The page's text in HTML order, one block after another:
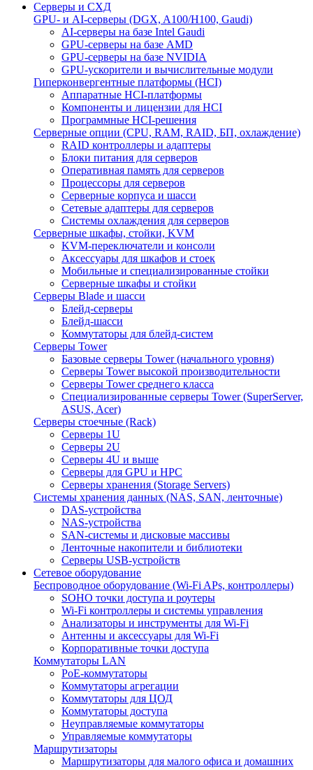
Серверы и СХД
GPU- и AI-серверы (DGX, A100/H100, Gaudi)
AI-серверы на базе Intel Gaudi
GPU-серверы на базе AMD
GPU-серверы на базе NVIDIA
GPU-ускорители и вычислительные модули
Гиперконвергентные платформы (HCI)
Аппаратные HCI-платформы
Компоненты и лицензии для HCI
Программные HCI-решения
Серверные опции (CPU, RAM, RAID, БП, охлаждение)
RAID контроллеры и адаптеры
Блоки питания для серверов
Оперативная память для серверов
Процессоры для серверов
Серверные корпуса и шасси
Сетевые адаптеры для серверов
Системы охлаждения для серверов
Серверные шкафы, стойки, KVM
KVM-переключатели и консоли
Аксессуары для шкафов и стоек
Мобильные и специализированные стойки
Серверные шкафы и стойки
Серверы Blade и шасси
Блейд-серверы
Блейд-шасси
Коммутаторы для блейд-систем
Серверы Tower
Базовые серверы Tower (начального уровня)
Серверы Tower высокой производительности
Серверы Tower среднего класса
Специализированные серверы Tower (SuperServer,
ASUS, Acer)
Серверы стоечные (Rack)
Серверы 1U
Серверы 2U
Серверы 4U и выше
Серверы для GPU и HPC
Серверы хранения (Storage Servers)
Системы хранения данных (NAS, SAN, ленточные)
DAS-устройства
NAS-устройства
SAN-системы и дисковые массивы
Ленточные накопители и библиотеки
Серверы USB-устройств
Сетевое оборудование
Беспроводное оборудование (Wi-Fi APs, контроллеры)
SOHO точки доступа и роутеры
Wi-Fi контроллеры и системы управления
Анализаторы и инструменты для Wi-Fi
Антенны и аксессуары для Wi-Fi
Корпоративные точки доступа
Коммутаторы LAN
PoE-коммутаторы
Коммутаторы агрегации
Коммутаторы для ЦОД
Коммутаторы доступа
Неуправляемые коммутаторы
Управляемые коммутаторы
Маршрутизаторы
Маршрутизаторы для малого офиса и домашних